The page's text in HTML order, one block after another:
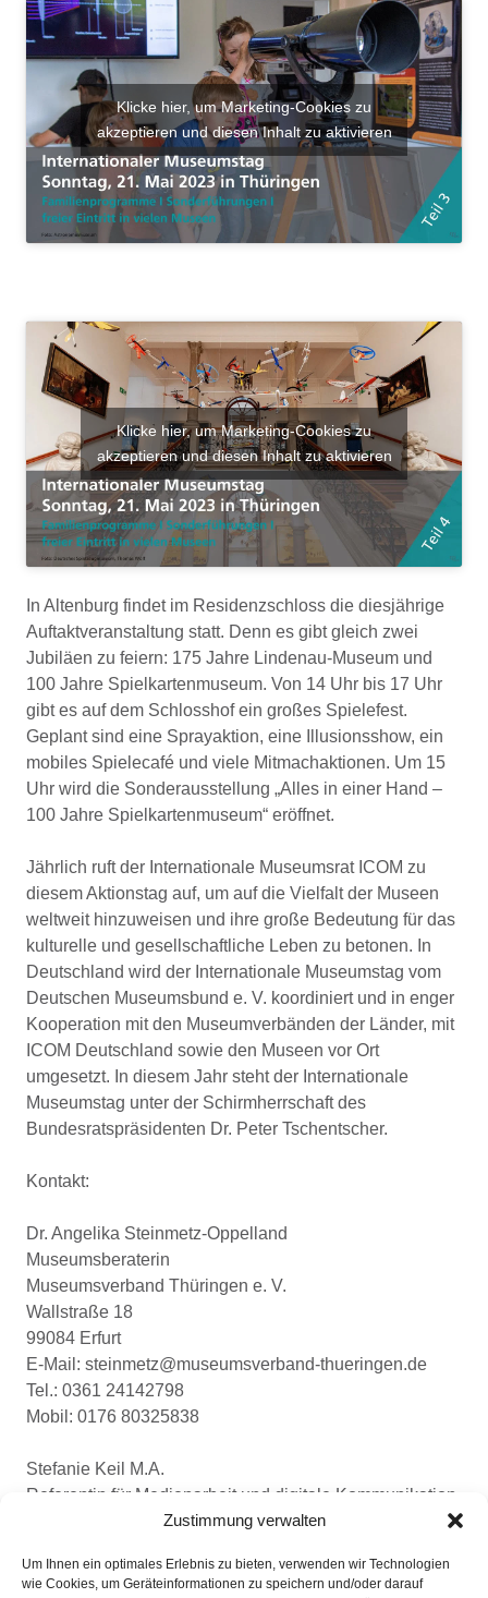
Zustimmung verwalten
Um Ihnen ein optimales Erlebnis zu bieten, verwenden wir Technologien
wie Cookies, um Geräteinformationen zu speichern und/oder darauf
Klicke hier, um Marketing-Cookies zu
akzeptieren und diesen Inhalt zu aktivieren
Klicke hier, um Marketing-Cookies zu
akzeptieren und diesen Inhalt zu aktivieren
In Altenburg findet im Residenzschloss die diesjährige
Auftaktveranstaltung statt. Denn es gibt gleich zwei
Jubiläen zu feiern: 175 Jahre Lindenau-Museum und
100 Jahre Spielkartenmuseum. Von 14 Uhr bis 17 Uhr
gibt es auf dem Schlosshof ein großes Spielefest.
Geplant sind eine Sprayaktion, eine Illusionsshow, ein
mobiles Spielecafé und viele Mitmachaktionen. Um 15
Uhr wird die Sonderausstellung „Alles in einer Hand –
100 Jahre Spielkartenmuseum“ eröffnet.
Jährlich ruft der Internationale Museumsrat ICOM zu
diesem Aktionstag auf, um auf die Vielfalt der Museen
weltweit hinzuweisen und ihre große Bedeutung für das
kulturelle und gesellschaftliche Leben zu betonen. In
Deutschland wird der Internationale Museumstag vom
Deutschen Museumsbund e. V. koordiniert und in enger
Kooperation mit den Museumverbänden der Länder, mit
ICOM Deutschland sowie den Museen vor Ort
umgesetzt. In diesem Jahr steht der Internationale
Museumstag unter der Schirmherrschaft des
Bundesratspräsidenten Dr. Peter Tschentscher.
Kontakt:
Dr. Angelika Steinmetz-Oppelland
Museumsberaterin
Museumsverband Thüringen e. V.
Wallstraße 18
99084 Erfurt
E-Mail: steinmetz@museumsverband-thueringen.de
Tel.: 0361 24142798
Mobil: 0176 80325838
Stefanie Keil M.A.
Referentin für Medienarbeit und digitale Kommunikation
Museumsverband Thüringen e. V.
Tel.: 0361 21956980